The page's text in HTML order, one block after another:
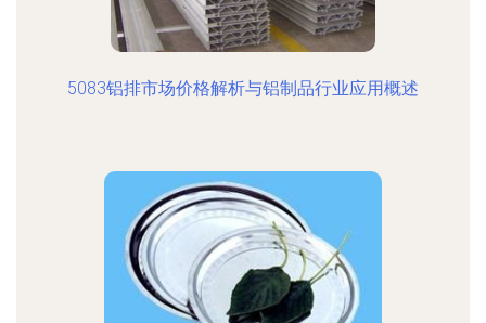
5083铝排市场价格解析与铝制品行业应用概述